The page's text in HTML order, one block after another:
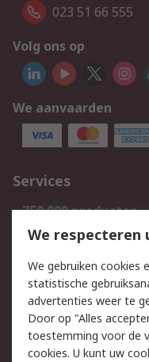
023 51 66 555
Volg ons op
We aanvaarden
Services
750.000 producten
Bestellen
Track & Trace
Wettelijk
Cookiebeleid
We respecteren
We gebruiken cookies
statistische
advertenties weer te
Door op "Alles
toestemming voor de
cookies. U kunt uw